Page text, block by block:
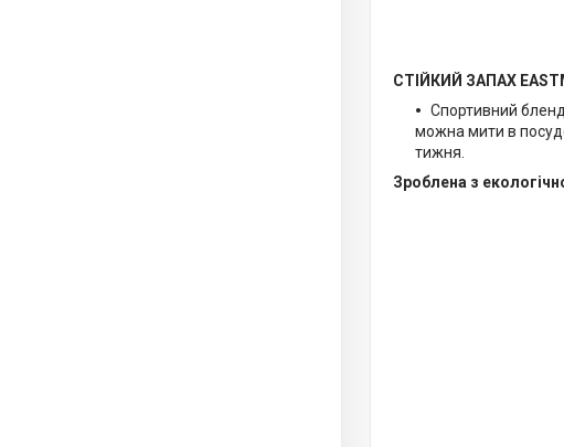
СТІЙКИЙ ЗАПАХ
Спортивний
можна мити в
тижня.
Зроблена з